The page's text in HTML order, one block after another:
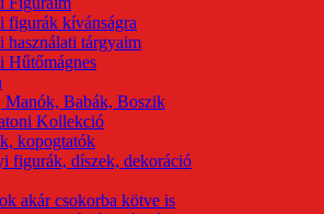
figurák kívánságra
használati tárgyaim
Hűtőmágnes
Manók, Babák, Boszik
Kollekció
kopogtatók
figurák, díszek, dekoráció
akár csokorba kötve is